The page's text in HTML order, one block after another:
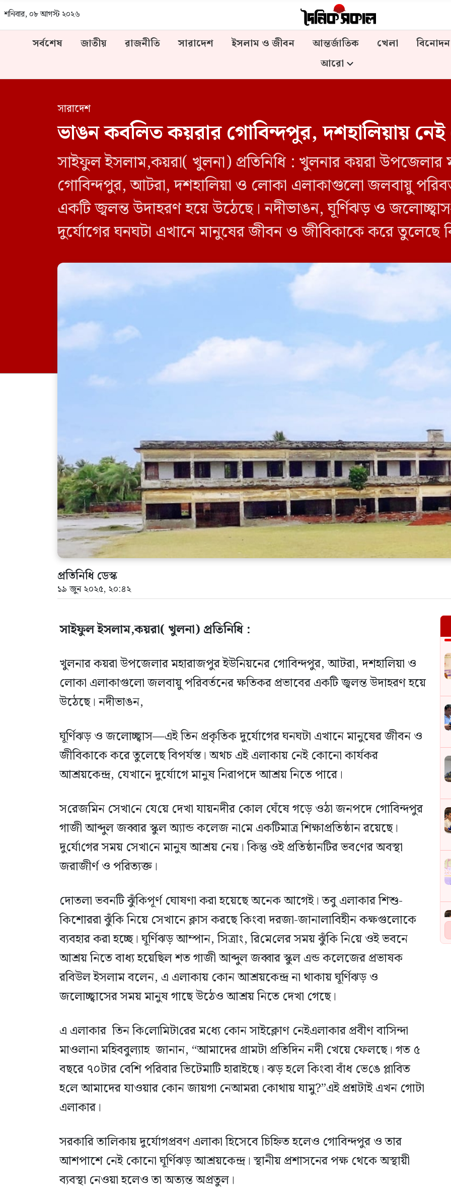
শনিবার, ০৮ আগস্ট ২০২৬
সর্বশেষ জাতীয় রাজনীতি সারাদেশ ইসলাম ও জীবন আন্তর্জাতিক খেলা বিনোদন
আরো
সারাদেশ
ভাঙন কব‌লিত কয়রার গোবিন্দপুর, দশহা‌লিয়ায়
সাইফুল ইসলাম,কয়রা( খুলনা) প্রতিনিধি : খুলনার কয়রা উপজেলার
গোবিন্দপুর, আটরা, দশহালিয়া ও লোকা এলাকাগুলো জলবায়ু
একটি জ্বলন্ত উদাহরণ হয়ে উঠেছে। নদীভাঙন, ঘূর্ণিঝড় ও
দুর্যোগের ঘনঘটা এখানে মানুষের জীবন ও জীবিকাকে করে তুলেছে
প্রতিনিধি ডেস্ক
১৯ জুন ২০২৫, ২০:৪২
সাইফুল ইসলাম,কয়রা( খুলনা) প্রতিনিধি :
খুলনার কয়রা উপজেলার মহারাজপুর ইউনিয়নের গোবিন্দপুর, আটরা, দশহালিয়া ও
লোকা এলাকাগুলো জলবায়ু পরিবর্তনের ক্ষতিকর প্রভাবের একটি জ্বলন্ত উদাহরণ হয়ে
উঠেছে। নদীভাঙন,
ঘূর্ণিঝড় ও জলোচ্ছ্বাস—এই তিন প্রকৃতিক দুর্যোগের ঘনঘটা এখানে মানুষের জীবন ও
জীবিকাকে করে তুলেছে বিপর্যস্ত। অথচ এই এলাকায় নেই কোনো কার্যকর
আশ্রয়কেন্দ্র, যেখানে দুর্যোগে মানুষ নিরাপদে আশ্রয় নিতে পারে।
স‌রেজ‌মিন সেখা‌নে যে‌য়ে দেখা যায়নদীর কোল ঘেঁষে গড়ে ওঠা জনপদে গোবিন্দপুর
গাজী আব্দুল জব্বার স্কুল অ্যান্ড কলেজ না‌মে এক‌টিমাত্র শিক্ষাপ্রতিষ্ঠান রয়েছে।
দু‌র্যো‌গের সময় সেখা‌নে মানুষ আশ্রয় নেয়। কিন্তু ওই প্রতিষ্ঠানটির ভব‌ণের অবস্থা
জরাজীর্ণ ও পরিত্যক্ত।
দোতলা ভবনটি ঝুঁকিপূর্ণ ঘোষণা করা হয়েছে অনেক আগেই। তবু এলাকার শিশু-
কিশোররা ঝুঁকি নিয়ে সেখানে ক্লাস করছে কিংবা দরজা-জানালাবিহীন কক্ষগুলোকে
ব্যবহার করা হচ্ছে। ঘূর্ণিঝড় আম্পান, সিত্রাং, রি‌মে‌লের সময় ঝুঁ‌কি নি‌য়ে ওই ভবনে
আশ্রয় নিতে বাধ্য হয়েছিল শত গাজী আব্দুল জব্বার স্কুল এন্ড কলেজের প্রভাষক
রবিউল ইসলাম বলেন, এ এলাকায় কোন আশ্রয়কেন্দ্র না থাকায় ঘূর্ণিঝড় ও
জলোচ্ছ্বাসের সময় মানুষ গাছে উঠেও আশ্রয় নিতে দেখা গেছে।
এ এলাকার তিন কি‌লো‌মিটা‌রের ম‌ধ্যে কোন সাইক্লোণ নেইএলাকার প্রবীণ বাসিন্দা
মাওলানা মহিববুল্যাহ জানান, “আমাদের গ্রামটা প্রতিদিন নদী খেয়ে ফেলছে। গত ৫
বছরে ৭০টার বেশি পরিবার ভিটেমাটি হারাইছে। ঝড় হ‌লে কিংবা বাঁধ ভে‌ঙে প্লা‌বিত
হ‌লে আমাদের যাওয়ার কোন জায়গা নেআমরা কোথায় যামু?”এই প্রশ্নটাই এখন গোটা
এলাকার।
সরকারি তালিকায় দুর্যোগপ্রবণ এলাকা হিসেবে চিহ্নিত হলেও গোবিন্দপুর ও তার
আশপাশে নেই কোনো ঘূর্ণিঝড় আশ্রয়কেন্দ্র। স্থানীয় প্রশাসনের পক্ষ থেকে অস্থায়ী
ব্যবস্থা নেওয়া হলেও তা অত্যন্ত অপ্রতুল।